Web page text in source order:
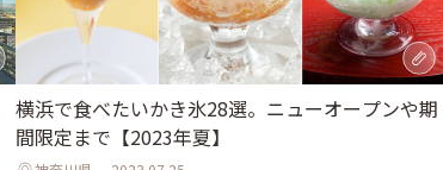
横浜で食べたいかき氷28選。ニューオープンや期
間限定まで【2023年夏】